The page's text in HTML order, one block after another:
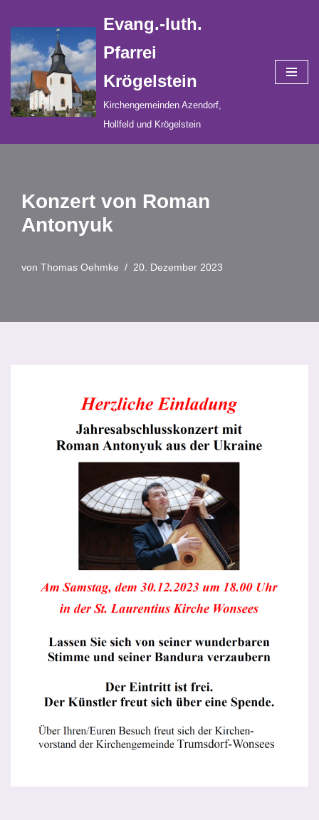
Zum
Inhalt
springen
Evang.-luth.
Pfarrei
Krögelstein
Kirchengemeinden Azendorf,
Hollfeld und Krögelstein
Konzert von Roman
Antonyuk
von Thomas Oehmke 20. Dezember 2023